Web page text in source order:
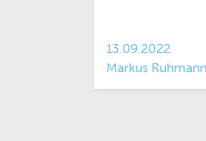
13.09.2022
Markus